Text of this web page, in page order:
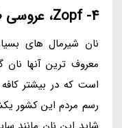
4- Zopf، عروسی طلایی بر سر سفره ها
نان شیرمال های
است که در بیشتر
رسم مردم این کشور